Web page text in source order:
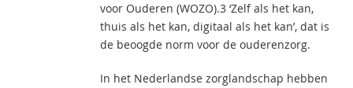
voor Ouderen (WOZO).3 ‘Zelf als het kan,
thuis als het kan, digitaal als het kan’, dat is
de beoogde norm voor de ouderenzorg.
In het Nederlandse zorglandschap hebben